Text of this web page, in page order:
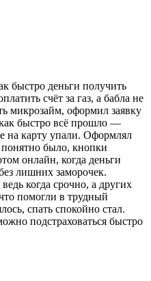
быстро деньги получить
счёт за газ, а бабла не
микрозайм, оформил заявку
быстро всё прошло —
на карту упали. Оформлял
было, кнопки
онлайн, когда деньги
лишних заморочек.
когда срочно, а других
помогли в трудный
спать спокойно стал.
подстраховаться быстро